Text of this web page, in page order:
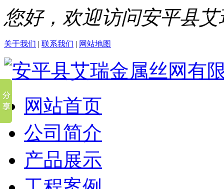
您好，欢迎访问安平县
关于我们 | 联系我们 | 网站地图
网站首页
公司简介
产品展示